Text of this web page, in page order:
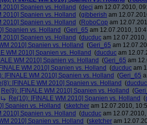
2010] Spanien vs. Holland (deci am 12.07.2010,
2010] Spanien vs. Holland (gibberish am
2010] Spanien vs. Holland (RoboCop am
Spanien vs. Holland (Geri_65 am 12.07.2010,
2010] Spanien vs. Holland (ducduc am
2010] Spanien vs. Holland (Geri_65 am
WM 2010] Spanien vs. Holland (ducduc am
WM 2010] Spanien vs. Holland (Geri_65 am
WM 2010] Spanien vs. Holland (ducduc am
[FINALE WM 2010] Spanien vs. Holland (Geri_65
[FINALE WM 2010] Spanien vs. Holland (ducduc
Re(9): [FINALE WM 2010] Spanien vs. Holland (
Re(10): [FINALE WM 2010] Spanien vs. Holland (
Spanien vs. Holland (sketcher am 12.07.2010,
2010] Spanien vs. Holland (ducduc am
2010] Spanien vs. Holland (sketcher am